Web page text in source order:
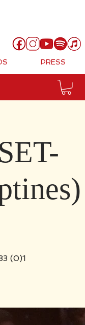
PRESS
(0)1